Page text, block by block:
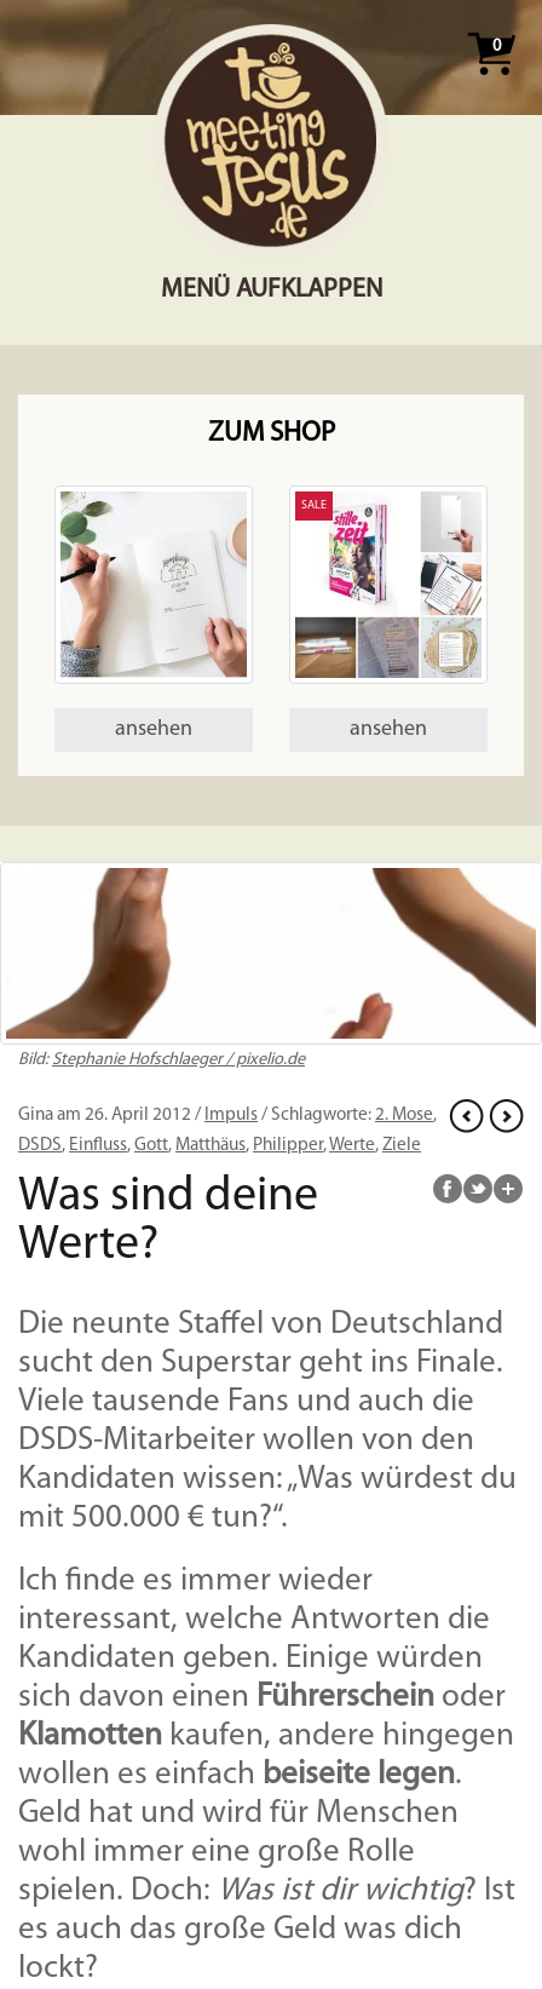
0
MENÜ AUFKLAPPEN
ZUM SHOP
ansehen
SALE
ansehen
Bild: Stephanie Hofschlaeger / pixelio.de
Gina am 26. April 2012 / Impuls / Schlagworte: 2. Mose,
DSDS, Einfluss, Gott, Matthäus, Philipper,Werte, Ziele
Was sind deine
Werte?
Die neunte Staffel von Deutschland
sucht den Superstar geht ins Finale.
Viele tausende Fans und auch die
DSDS-Mitarbeiter wollen von den
Kandidaten wissen: „Was würdest du
mit 500.000 € tun?“.
Ich finde es immer wieder
interessant, welche Antworten die
Kandidaten geben. Einige würden
sich davon einen Führerschein oder
Klamotten kaufen, andere hingegen
wollen es einfach beiseite legen.
Geld hat und wird für Menschen
wohl immer eine große Rolle
spielen. Doch: Was ist dir wichtig? Ist
es auch das große Geld was dich
lockt?